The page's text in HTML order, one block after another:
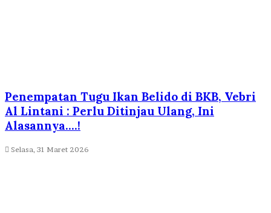
Penempatan Tugu Ikan Belido di BKB, Vebri
Al Lintani : Perlu Ditinjau Ulang, Ini
Alasannya….!
Selasa, 31 Maret 2026